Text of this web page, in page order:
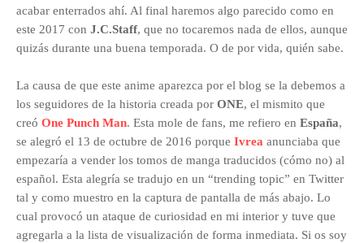
acabar enterrados ahí. Al final haremos algo parecido como en
este 2017 con J.C.Staff, que no tocaremos nada de ellos, aunque
quizás durante una buena temporada. O de por vida, quién sabe.
La causa de que este anime aparezca por el blog se la debemos a
los seguidores de la historia creada por ONE, el mismito que
creó One Punch Man. Esta mole de fans, me refiero en España,
se alegró el 13 de octubre de 2016 porque Ivrea anunciaba que
empezaría a vender los tomos de manga traducidos (cómo no) al
español. Esta alegría se tradujo en un “trending topic” en Twitter
tal y como muestro en la captura de pantalla de más abajo. Lo
cual provocó un ataque de curiosidad en mi interior y tuve que
agregarla a la lista de visualización de forma inmediata. Si os soy